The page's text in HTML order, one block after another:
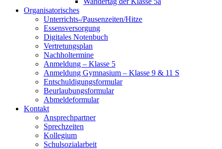
Organisatorisches
Unterrichts-/Pausenzeiten/Hitze
Essensversorgung
Digitales Notenbuch
Vertretungsplan
Nachholtermine
Anmeldung – Klasse 5
Anmeldung Gymnasium – Klasse 9 & 11 S
Entschuldigungsformular
Beurlaubungsformular
Abmeldeformular
Kontakt
Ansprechpartner
Sprechzeiten
Kollegium
Schulsozialarbeit